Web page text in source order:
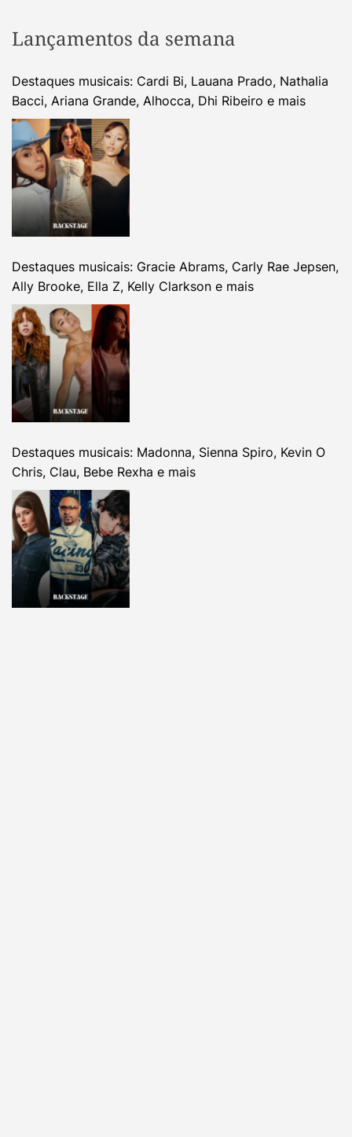
Lançamentos da semana
Destaques musicais: Cardi Bi, Lauana Prado, Nathalia
Bacci, Ariana Grande, Alhocca, Dhi Ribeiro e mais
Destaques musicais: Gracie Abrams, Carly Rae Jepsen,
Ally Brooke, Ella Z, Kelly Clarkson e mais
Destaques musicais: Madonna, Sienna Spiro, Kevin O
Chris, Clau, Bebe Rexha e mais